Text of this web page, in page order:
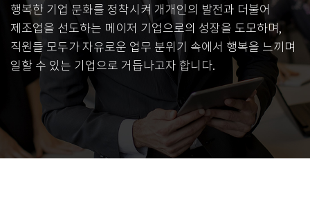
행복한 기업 문화를 정착시켜 개개인의 발전과 더불어
제조업을 선도하는 메이저 기업으로의 성장을 도모하며,
직원들 모두가 자유로운 업무 분위기 속에서 행복을 느끼며
일할 수 있는 기업으로 거듭나고자 합니다.